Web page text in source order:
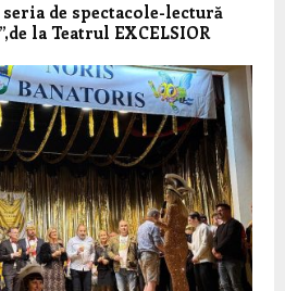
de spectacole-lectură
la Teatrul EXCELSIOR